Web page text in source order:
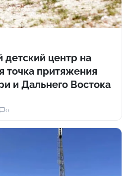
детский центр на
точка притяжения
и Дальнего Востока
0